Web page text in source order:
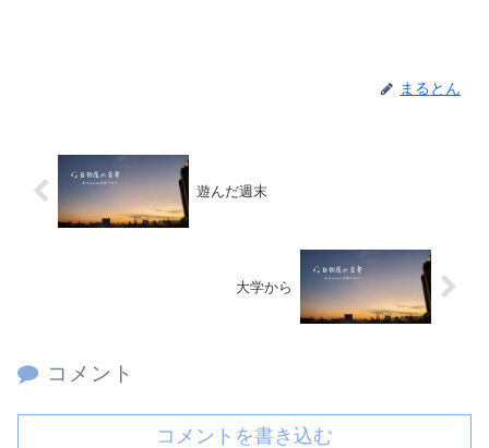
まるとん
遊んだ週末
大学から
コメント
コメントを書き込む